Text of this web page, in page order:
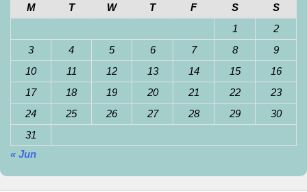
M
T W T F S
S
1
2
3
4 5 6 7 8
9
10
11 12 13 14 15
16
17
18 19 20 21 22
23
24
25 26 27 28 29
30
31
« Jun